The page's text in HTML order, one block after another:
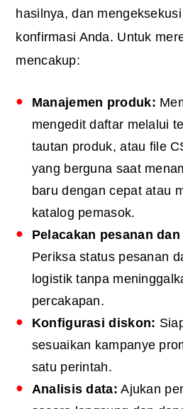
hasilnya, dan
konfirmasi Anda. Untuk
mencakup:
Manajemen produk:
mengedit daftar melalui
tautan produk, atau file
yang berguna saat
baru dengan cepat atau
katalog pemasok.
Pelacakan pesanan
Periksa status pesanan
logistik tanpa
percakapan.
Konfigurasi diskon:
sesuaikan kampanye
satu perintah.
Analisis data: Ajukan